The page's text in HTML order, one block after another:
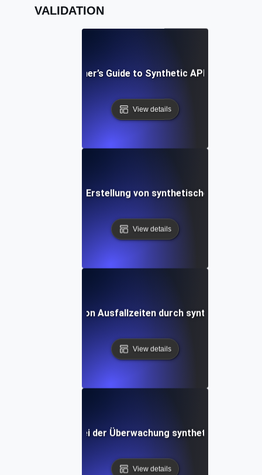
VALIDATION
A Beginner’s Guide to Synthetic API Testing
View details
Practices für die Erstellung von synthetischen API-Test-
View details
Vermeidung von Ausfallzeiten durch synthetische
View details
bei der Überwachung synthetischer APIs
View details